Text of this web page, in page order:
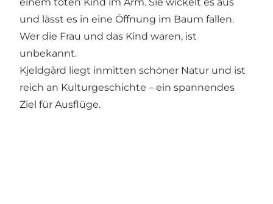
einem toten Kind im Arm. Sie wickelt es aus
und lässt es in eine Öffnung im Baum fallen.
Wer die Frau und das Kind waren, ist
unbekannt.
Kjeldgård liegt inmitten schöner Natur und ist
reich an Kulturgeschichte – ein spannendes
Ziel für Ausflüge.